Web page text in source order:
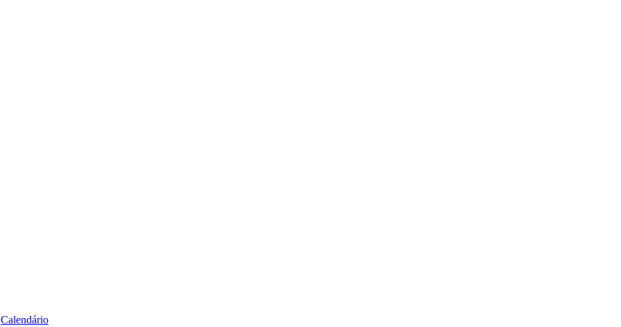
Calendário